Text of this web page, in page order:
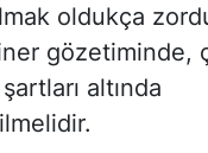
oldukça
gözetiminde,
altında